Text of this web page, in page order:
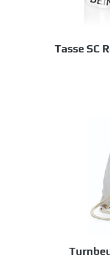
Tasse SC